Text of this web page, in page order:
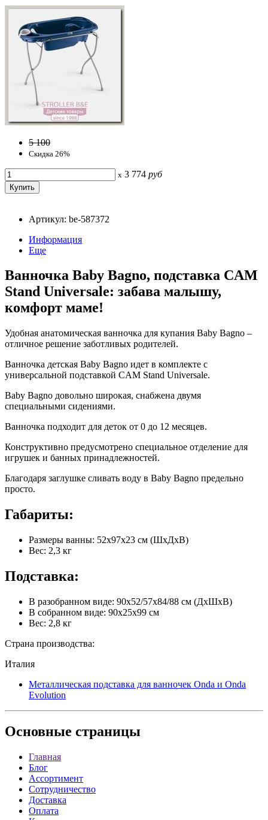
5 100
Скидка 26%
x 3 774 руб
Артикул: be-587372
Информация
Еще
Ванночка Baby Bagno, подставка CAM
Stand Universale: забава малышу,
комфорт маме!
Удобная анатомическая ванночка для купания Baby Bagno –
отличное решение заботливых родителей.
Ванночка детская Baby Bagno идет в комплекте с
универсальной подставкой CAM Stand Universale.
Baby Bagno довольно широкая, снабжена двумя
специальными сидениями.
Ванночка подходит для деток от 0 до 12 месяцев.
Конструктивно предусмотрено специальное отделение для
игрушек и банных принадлежностей.
Благодаря заглушке сливать воду в Baby Bagno предельно
просто.
Габариты:
Размеры ванны: 52х97х23 см (ШхДхВ)
Вес: 2,3 кг
Подставка:
В разобранном виде: 90х52/57х84/88 см (ДхШхВ)
В собранном виде: 90х25х99 см
Вес: 2,8 кг
Страна производства:
Италия
Металлическая подставка для ванночек Onda и Onda
Evolution
Основные страницы
Главная
Блог
Ассортимент
Сотрудничество
Доставка
Оплата